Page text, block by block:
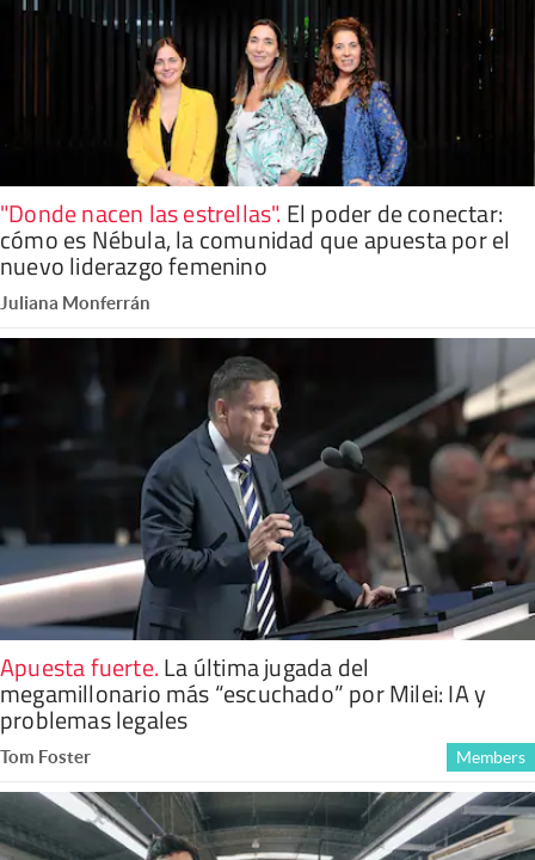
"Donde nacen las estrellas". El poder de conectar:
cómo es Nébula, la comunidad que apuesta por el
nuevo liderazgo femenino
Juliana Monferrán
Apuesta fuerte.La última jugada del
megamillonario más “escuchado” por Milei: IA y
problemas legales
Tom Foster Members